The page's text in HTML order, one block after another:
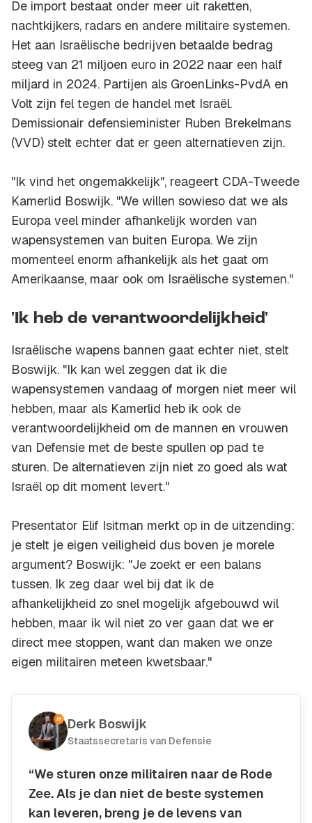
De import bestaat onder meer uit raketten,
nachtkijkers, radars en andere militaire systemen.
Het aan Israëlische bedrijven betaalde bedrag
steeg van 21 miljoen euro in 2022 naar een half
miljard in 2024. Partijen als GroenLinks-PvdA en
Volt zijn fel tegen de handel met Israël.
Demissionair defensieminister Ruben Brekelmans
(VVD) stelt echter dat er geen alternatieven zijn.
"Ik vind het ongemakkelijk", reageert CDA-Tweede
Kamerlid Boswijk. "We willen sowieso dat we als
Europa veel minder afhankelijk worden van
wapensystemen van buiten Europa. We zijn
momenteel enorm afhankelijk als het gaat om
Amerikaanse, maar ook om Israëlische systemen."
'Ik heb de verantwoordelijkheid'
Israëlische wapens bannen gaat echter niet, stelt
Boswijk. "Ik kan wel zeggen dat ik die
wapensystemen vandaag of morgen niet meer wil
hebben, maar als Kamerlid heb ik ook de
verantwoordelijkheid om de mannen en vrouwen
van Defensie met de beste spullen op pad te
sturen. De alternatieven zijn niet zo goed als wat
Israël op dit moment levert."
Presentator Elif Isitman merkt op in de uitzending:
je stelt je eigen veiligheid dus boven je morele
argument? Boswijk: "Je zoekt er een balans
tussen. Ik zeg daar wel bij dat ik de
afhankelijkheid zo snel mogelijk afgebouwd wil
hebben, maar ik wil niet zo ver gaan dat we er
direct mee stoppen, want dan maken we onze
eigen militairen meteen kwetsbaar."
Derk Boswijk
Staatssecretaris van Defensie
“We sturen onze militairen naar de Rode
Zee. Als je dan niet de beste systemen
kan leveren, breng je de levens van